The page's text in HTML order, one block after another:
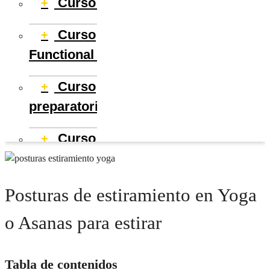
+
+
Curso
Functional Training
+
Curso
preparatorio TSAF
+ Curso
preparatorio TSD
+ Monitor de Sala
+ Acreditación
Posturas de estiramiento en Yoga
o Asanas para estirar
Tabla de contenidos